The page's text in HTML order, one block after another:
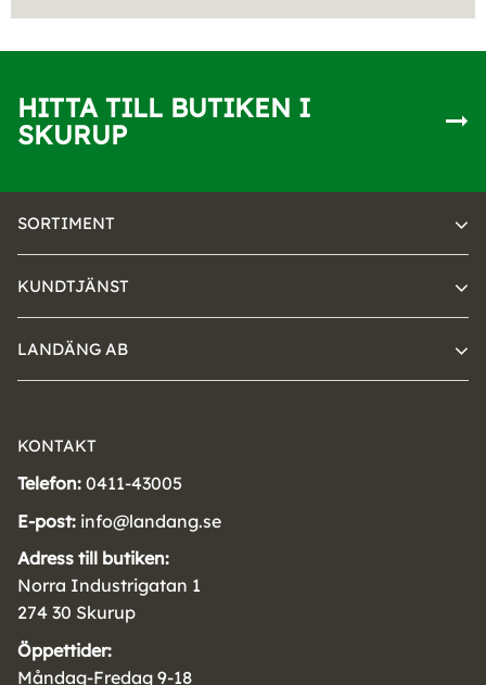
HITTA TILL BUTIKEN I
SKURUP
SORTIMENT
KUNDTJÄNST
LANDÄNG AB
KONTAKT
Telefon: 0411-43005
E-post: info@landang.se
Adress till butiken:
Norra Industrigatan 1
274 30 Skurup
Öppettider:
Måndag-Fredag 9-18